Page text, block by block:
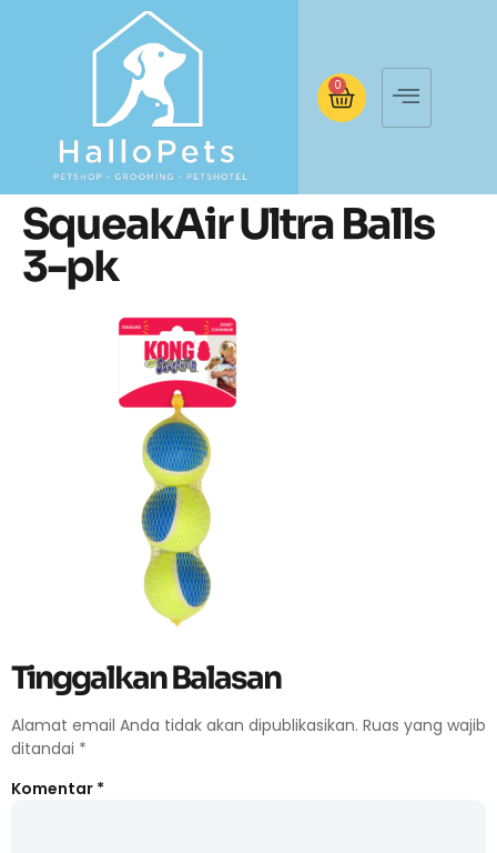
0
SqueakAir Ultra Balls
3-pk
Tinggalkan Balasan
Alamat email Anda tidak akan dipublikasikan. Ruas yang wajib
ditandai *
Komentar *